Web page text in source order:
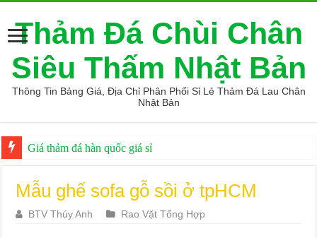
Thảm Đá Chùi Chân
Siêu Thấm Nhật Bản
Thông Tin Bảng Giá, Địa Chỉ Phân Phối Sỉ Lẻ Thảm Đá Lau Chân
Nhật Bản
Giá thảm đá hàn quốc giá sỉ
Top 9 Mẹo mua hàng online an toàn
Mẫu ghế sofa gỗ sồi ở tpHCM
BTV Thúy Anh Rao Vặt Tổng Hợp